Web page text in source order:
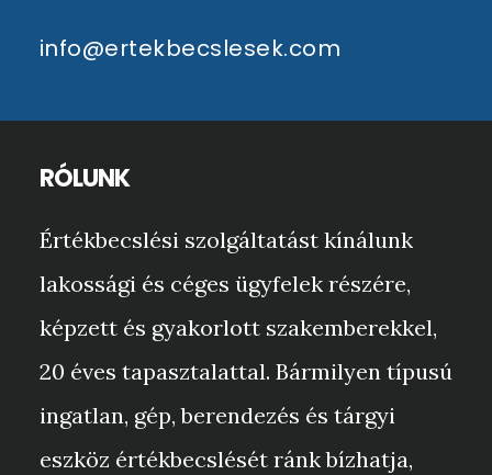
info@ertekbecslesek.com
RÓLUNK
Értékbecslési szolgáltatást kínálunk
lakossági és céges ügyfelek részére,
képzett és gyakorlott szakemberekkel,
20 éves tapasztalattal. Bármilyen típusú
ingatlan, gép, berendezés és tárgyi
eszköz értékbecslését ránk bízhatja,